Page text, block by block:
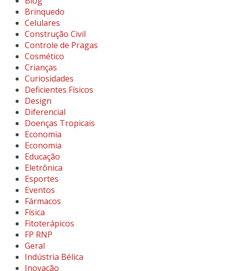
Brinquedo
Celulares
Construção Civil
Controle de Pragas
Cosmético
Crianças
Curiosidades
Deficientes Físicos
Design
Diferencial
Doenças Tropicais
Economia
Economia
Educação
Eletrônica
Esportes
Eventos
Fármacos
Física
Fitoterápicos
FP RNP
Geral
Indústria Bélica
Inovação